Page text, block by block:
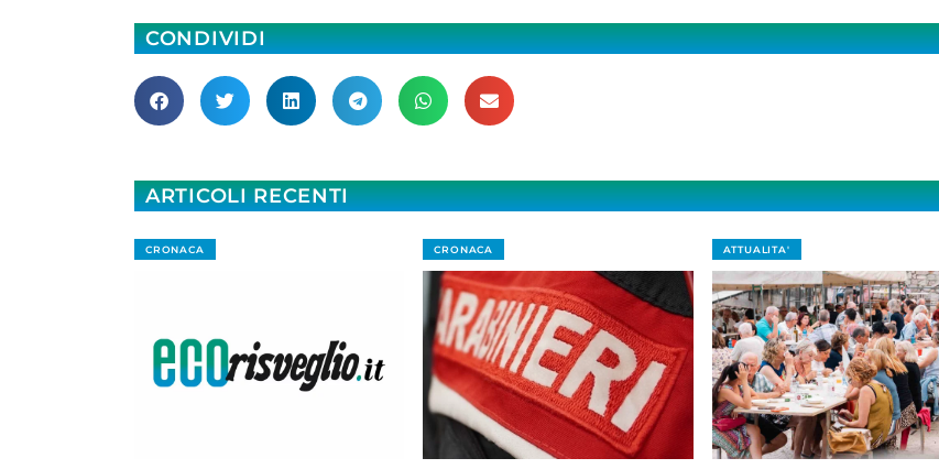
CONDIVIDI
ARTICOLI RECENTI
CRONACA CRONACA ATTUALITA'